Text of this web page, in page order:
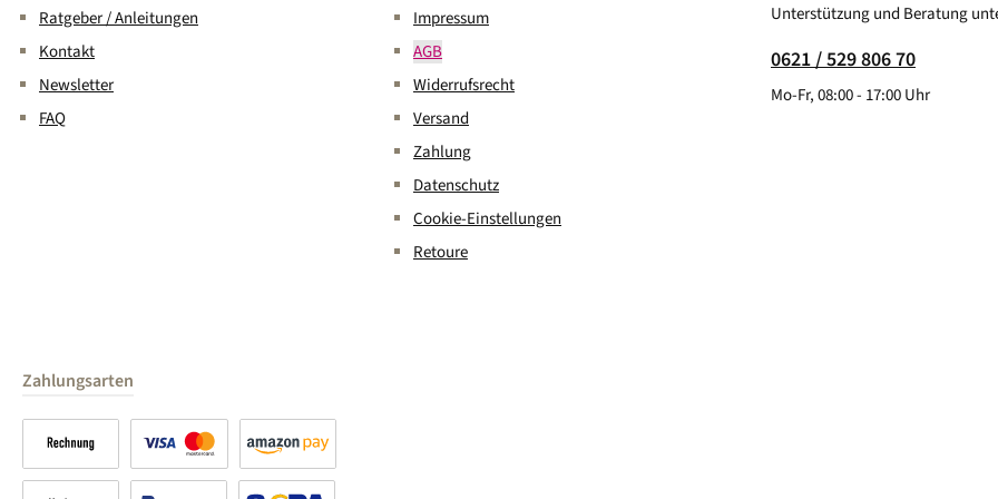
Ratgeber / Anleitungen
Kontakt
Newsletter
FAQ
Impressum
AGB
Widerrufsrecht
Versand
Zahlung
Datenschutz
Cookie-Einstellungen
Retoure
Unterstützung und Beratung
0621 / 529 806 70
Mo-Fr, 08:00 - 17:00 Uhr
Zahlungsarten
Kreditkarte Amazon Pay
Rechnung